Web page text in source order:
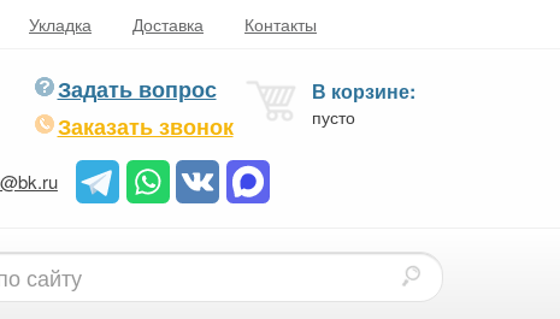
Укладка Доставка Контакты
Задать вопрос
Заказать звонок
В корзине:
пусто